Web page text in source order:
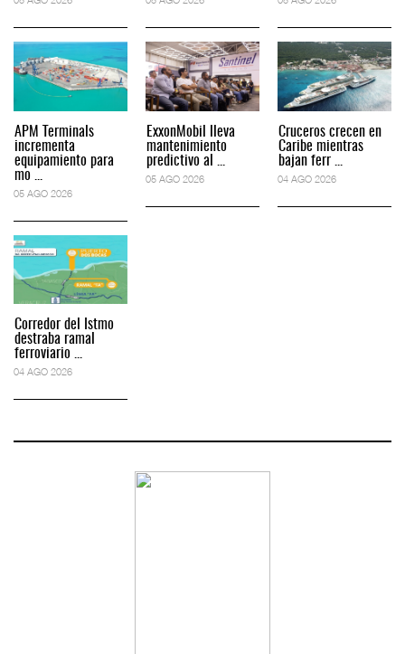
APM Terminals
incrementa
equipamiento para
mo ...
05 AGO 2026
Corredor del Istmo
destraba ramal
ferroviario ...
04 AGO 2026
ExxonMobil lleva
mantenimiento
predictivo al ...
05 AGO 2026
Cruceros crecen en
Caribe mientras
bajan ferr ...
04 AGO 2026